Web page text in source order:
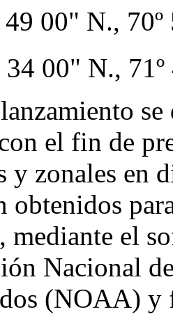
00" N.,
34 00" N.,
el fin de
y zonales en
mediante el
Nacional
(NOAA) y